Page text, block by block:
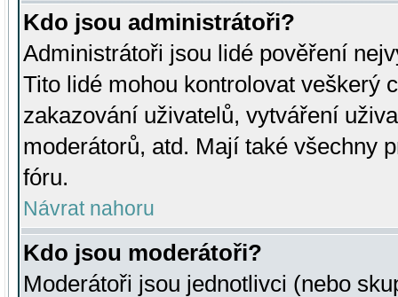
Kdo jsou administrátoři?
Administrátoři jsou lidé pověření
Tito lidé mohou kontrolovat veškerý
zakazování uživatelů, vytváření
moderátorů, atd. Mají také všechny
fóru.
Návrat nahoru
Kdo jsou moderátoři?
Moderátoři jsou jednotlivci (nebo